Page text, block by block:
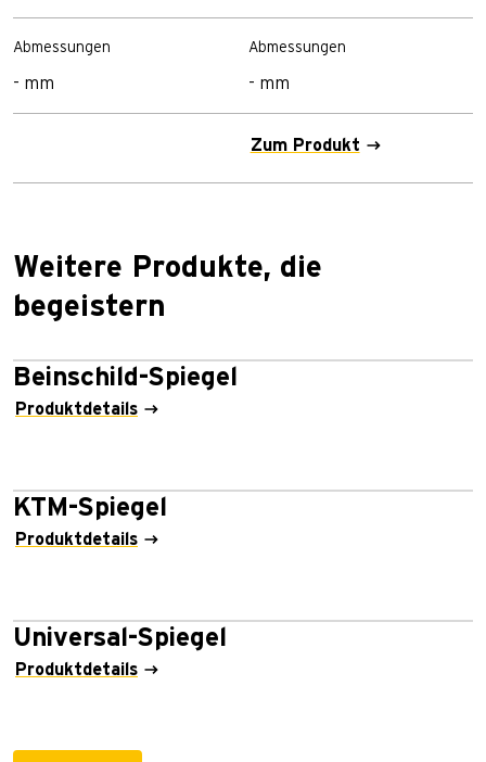
Abmessungen
- mm
Abmessungen
- mm
Zum Produkt
Weitere Produkte, die
begeistern
Beinschild-Spiegel
Produktdetails
KTM-Spiegel
Produktdetails
Universal-Spiegel
Produktdetails